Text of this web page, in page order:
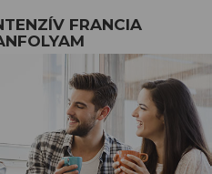
FRANCIA